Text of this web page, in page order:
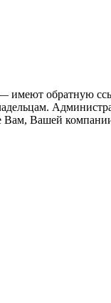
обратную
Вашей